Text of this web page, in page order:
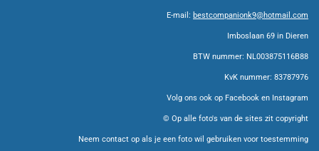
E-mail: bestcompanionk9@hotmail.com
Imboslaan 69 in Dieren
BTW nummer: NL003875116B88
KvK nummer: 83787976
Volg ons ook op Facebook en Instagram
© Op alle foto's van de sites zit copyright
Neem contact op als je een foto wil gebruiken voor toestemming